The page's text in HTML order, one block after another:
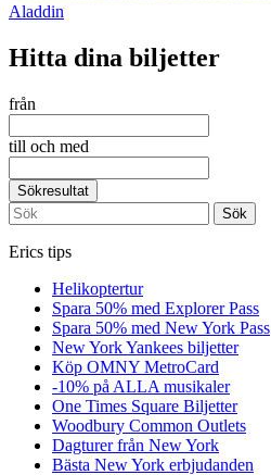
Aladdin
Hitta dina biljetter
från
till och med
Sökresultat
Sök
Erics tips
Helikoptertur
Spara 50% med Explorer Pass
Spara 50% med New York Pass
New York Yankees biljetter
Köp OMNY MetroCard
-10% på ALLA musikaler
One Times Square Biljetter
Woodbury Common Outlets
Dagturer från New York
Bästa New York erbjudanden